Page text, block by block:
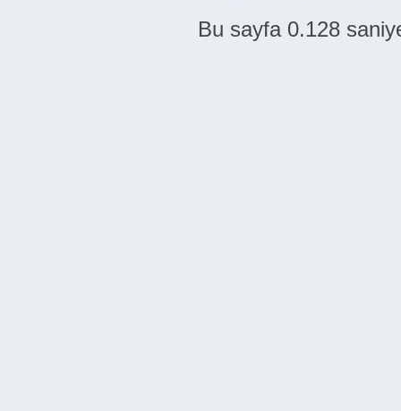
Bu sayfa 0.128